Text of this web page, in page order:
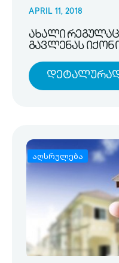
APRIL 11, 2018
ახალი
გავლენას
აღსრულება